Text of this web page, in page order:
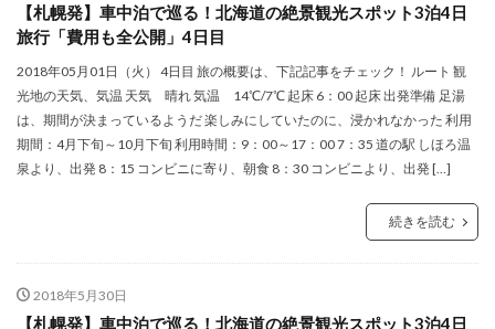
【札幌発】車中泊で巡る！北海道の絶景観光スポット3泊4日
旅行「費用も全公開」4日目
2018年05月01日（火） 4日目 旅の概要は、下記記事をチェック！ ルート 観
光地の天気、気温 天気 晴れ 気温 14℃/7℃ 起床 6：00 起床 出発準備 足湯
は、期間が決まっているようだ 楽しみにしていたのに、浸かれなかった 利用
期間：4月下旬～10月下旬 利用時間：9：00～17：00 7：35 道の駅 しほろ温
泉より、出発 8：15 コンビニに寄り、朝食 8：30 コンビニより、出発 […]
続きを読む
2018年5月30日
【札幌発】車中泊で巡る！北海道の絶景観光スポット3泊4日